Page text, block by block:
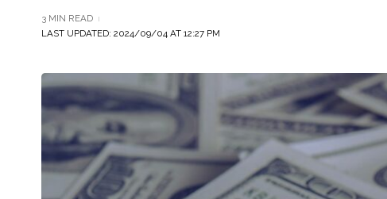
LAST UPDATED: 2024/09/04 AT 12:27 PM
3 MIN READ